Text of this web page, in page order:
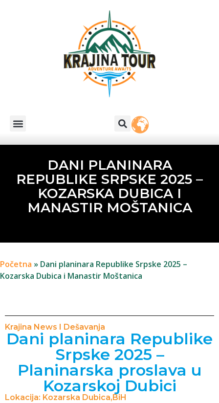
DANI PLANINARA
REPUBLIKE SRPSKE 2025 –
KOZARSKA DUBICA I
MANASTIR MOŠTANICA
Početna » Dani planinara Republike Srpske 2025 –
Kozarska Dubica i Manastir Moštanica
Krajina News I Dešavanja
Dani planinara Republike
Srpske 2025 –
Planinarska proslava u
Kozarskoj Dubici
Lokacija: Kozarska Dubica,BiH